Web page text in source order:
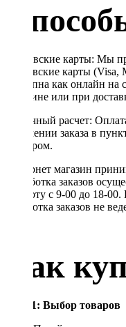
Банковские карты: Мы
банковские карты
доступна как онлайн
магазине или при
Наличный расчет:
получении заказа в
курьером.
Интернет магазин
Обработка заказов
Субботу с 9-00 до 18-
обработка заказов не
Как
Шаг 1: Выбор товаров